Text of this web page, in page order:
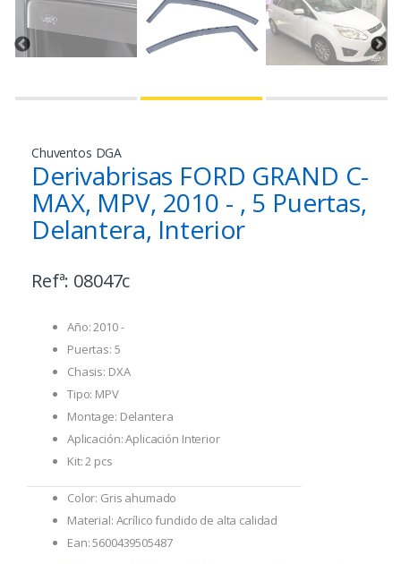
Chuventos DGA
Derivabrisas FORD GRAND C-
MAX, MPV, 2010 - , 5 Puertas,
Delantera, Interior
Refª: 08047c
Año: 2010 -
Puertas: 5
Chasis: DXA
Tipo: MPV
Montage: Delantera
Aplicación: Aplicación Interior
Kit: 2 pcs
Color: Gris ahumado
Material: Acrílico fundido de alta calidad
Ean: 5600439505487